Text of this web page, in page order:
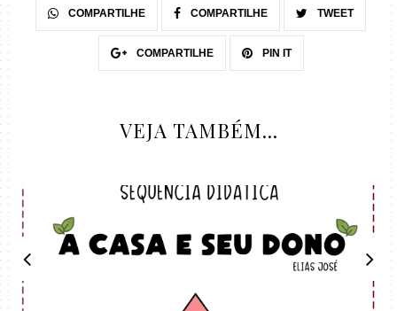
COMPARTILHE COMPARTILHE TWEET
COMPARTILHE PIN IT
VEJA TAMBÉM...